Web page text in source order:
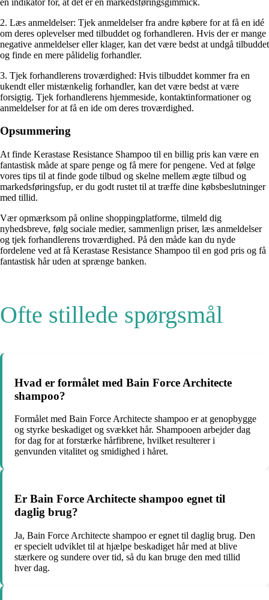
2. Læs anmeldelser: Tjek anmeldelser fra andre købere for at få en idé
om deres oplevelser med tilbuddet og forhandleren. Hvis der er mange
negative anmeldelser eller klager, kan det være bedst at undgå tilbuddet
og finde en mere pålidelig forhandler.
3. Tjek forhandlerens troværdighed: Hvis tilbuddet kommer fra en
ukendt eller mistænkelig forhandler, kan det være bedst at være
forsigtig. Tjek forhandlerens hjemmeside, kontaktinformationer og
anmeldelser for at få en ide om deres troværdighed.
Opsummering
At finde Kerastase Resistance Shampoo til en billig pris kan være en
fantastisk måde at spare penge og få mere for pengene. Ved at følge
vores tips til at finde gode tilbud og skelne mellem ægte tilbud og
markedsføringsfup, er du godt rustet til at træffe dine købsbeslutninger
med tillid.
Vær opmærksom på online shoppingplatforme, tilmeld dig
nyhedsbreve, følg sociale medier, sammenlign priser, læs anmeldelser
og tjek forhandlerens troværdighed. På den måde kan du nyde
fordelene ved at få Kerastase Resistance Shampoo til en god pris og få
fantastisk hår uden at sprænge banken.
Ofte stillede spørgsmål
Hvad er formålet med Bain Force Architecte
shampoo?
Formålet med Bain Force Architecte shampoo er at genopbygge
og styrke beskadiget og svækket hår. Shampooen arbejder dag
for dag for at forstærke hårfibrene, hvilket resulterer i
genvunden vitalitet og smidighed i håret.
Er Bain Force Architecte shampoo egnet til
daglig brug?
Ja, Bain Force Architecte shampoo er egnet til daglig brug. Den
er specielt udviklet til at hjælpe beskadiget hår med at blive
stærkere og sundere over tid, så du kan bruge den med tillid
hver dag.